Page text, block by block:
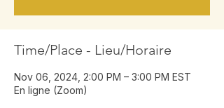
Time/Place - Lieu/Horaire
Nov 06, 2024, 2:00 PM – 3:00 PM EST
En ligne (Zoom)